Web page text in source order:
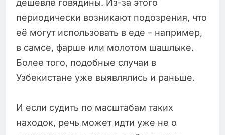
дешевле говядины. Из-за этого
периодически возникают подозрения, что
её могут использовать в еде – например,
в самсе, фарше или молотом шашлыке.
Более того, подобные случаи в
Узбекистане уже выявлялись и раньше.
И если судить по масштабам таких
находок, речь может идти уже не о